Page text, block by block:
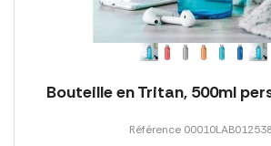
Bouteille en Tritan, 500ml
Référence